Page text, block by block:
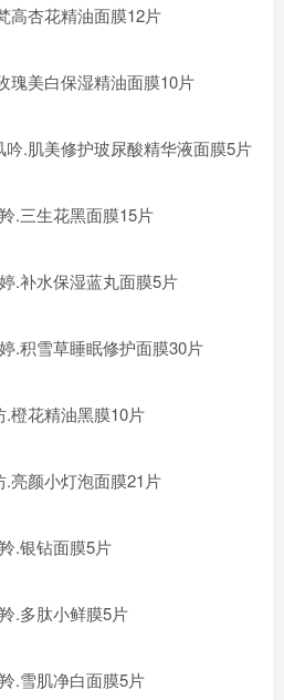
高杏花精油面膜12片
瑰美白保湿精油面膜10片
吟.肌美修护玻尿酸精华液面膜5片
.三生花黑面膜15片
.补水保湿蓝丸面膜5片
.积雪草睡眠修护面膜30片
.橙花精油黑膜10片
.亮颜小灯泡面膜21片
.银钻面膜5片
.多肽小鲜膜5片
.雪肌净白面膜5片